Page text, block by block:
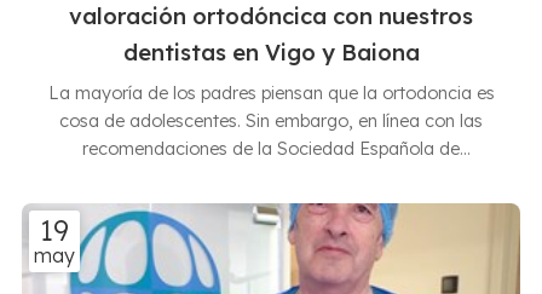
valoración ortodóncica con nuestros
dentistas en Vigo y Baiona
La mayoría de los padres piensan que la ortodoncia es
cosa de adolescentes. Sin embargo, en línea con las
recomendaciones de la Sociedad Española de
recomiendan una primera revisión a los 6 o 7 años,
cuando conviven los dientes de leche con los primeros
definitivos. De esta forma, en las Clínicas Dentales
Francisco Hernández Vallejo podemos confirmar si,
19
may